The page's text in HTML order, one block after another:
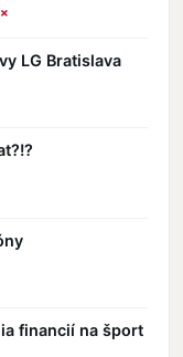
LG Bratislava
financií na šport